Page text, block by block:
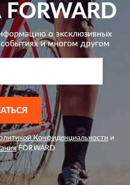
FORWARD
о эксклюзивных
и многом другом
Конфиденциальности и
FORWARD